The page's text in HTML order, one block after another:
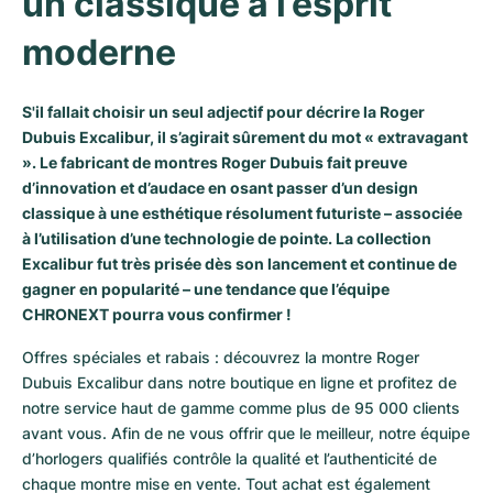
Yacht-Master
Yacht-Master II
Sea-Dweller
Sky-Dweller
Crash
Pasha
Tortue
Baignoire
Roadster
Montres d'occasion
Transocean
Cockpit
Chronospace
Super Avenger
Montbrillant
Montres d'occasion
Montres d'occasion
Montres pour femmes
Da Vinci
Aquatimer
Spitfire
GST
Montres d'occasion
Montres d'occasion
moderne
S'il fallait choisir un seul adjectif pour décrire la Roger
Dubuis Excalibur, il s’agirait sûrement du mot « extravagant
». Le fabricant de montres Roger Dubuis fait preuve
d’innovation et d’audace en osant passer d’un design
classique à une esthétique résolument futuriste – associée
à l’utilisation d’une technologie de pointe. La collection
Excalibur fut très prisée dès son lancement et continue de
gagner en popularité – une tendance que l’équipe
CHRONEXT pourra vous confirmer !
Offres spéciales et rabais : découvrez la montre Roger
Dubuis Excalibur dans notre boutique en ligne et profitez de
notre service haut de gamme comme plus de 95 000 clients
avant vous. Afin de ne vous offrir que le meilleur, notre équipe
d’horlogers qualifiés contrôle la qualité et l’authenticité de
chaque montre mise en vente. Tout achat est également